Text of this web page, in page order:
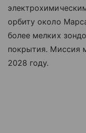
орбиту около
более мелких
покрытия. Миссия
2028 году.